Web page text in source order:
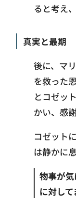
ると考え
真実と最期
後に、マ
を救った
とコゼッ
かい、感
コゼット
は静かに
物事が
に対し